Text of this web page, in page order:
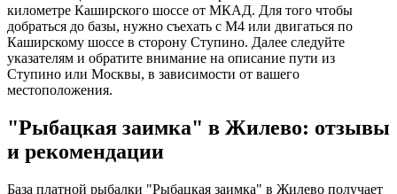
километре Каширского шоссе от МКАД. Для того чтобы
добраться до базы, нужно съехать с М4 или двигаться по
Каширскому шоссе в сторону Ступино. Далее следуйте
указателям и обратите внимание на описание пути из
Ступино или Москвы, в зависимости от вашего
местоположения.
"Рыбацкая заимка" в Жилево: отзывы
и рекомендации
База платной рыбалки "Рыбацкая заимка" в Жилево получает